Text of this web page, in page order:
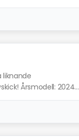
liknande
Årsmodell: 2024...